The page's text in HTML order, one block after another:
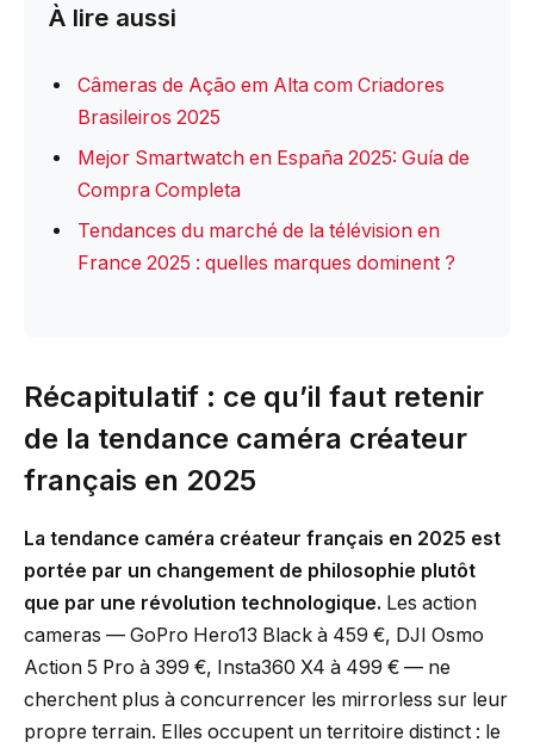
À lire aussi
Câmeras de Ação em Alta com Criadores
Brasileiros 2025
Mejor Smartwatch en España 2025: Guía de
Compra Completa
Tendances du marché de la télévision en
France 2025 : quelles marques dominent ?
Récapitulatif : ce qu’il faut retenir
de la tendance caméra créateur
français en 2025
La tendance caméra créateur français en 2025 est
portée par un changement de philosophie plutôt
que par une révolution technologique. Les action
cameras — GoPro Hero13 Black à 459 €, DJI Osmo
Action 5 Pro à 399 €, Insta360 X4 à 499 € — ne
cherchent plus à concurrencer les mirrorless sur leur
propre terrain. Elles occupent un territoire distinct : le